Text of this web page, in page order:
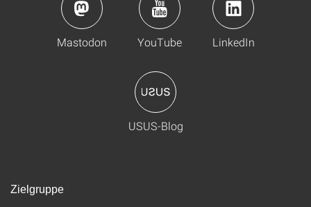
Mastodon YouTube LinkedIn
USUS-Blog
Zielgruppe